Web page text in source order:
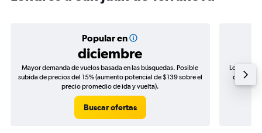
Popular en
diciembre
Mayor demanda de vuelos basada en las búsquedas. Posible
subida de precios del 15% (aumento potencial de $139 sobre el
precio promedio de ida y vuelta).
Buscar ofertas
Los
de